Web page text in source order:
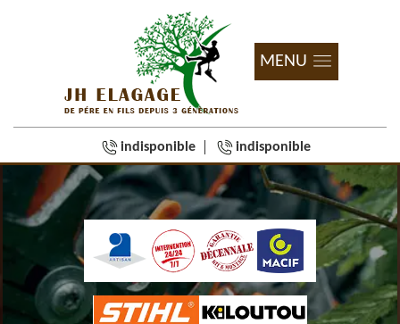
MENU
indisponible indisponible